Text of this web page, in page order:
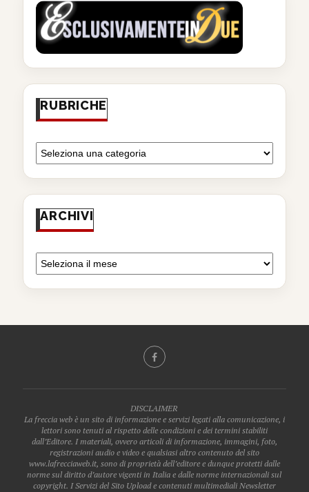
RUBRICHE
ARCHIVI
DISCLAIMER
La freccia web è un sito di informazione e servizi legati alla comunicazione, i
lettori sono tenuti al rispetto delle condizioni e dei termini stabiliti
dall’Editore. I materiali, ovvero articoli di informazione, immagini, foto,
registrazioni audio e video e qualsiasi altro contenuto del sito
www.lafrecciaweb.it, sono di proprietà dell’editore e dunque protetti dalle
norme sul diritto d’autore vigenti in Italia e dalle norme internazionali sul
copyright. I Servizi del Sito Upload e contenuti multimediali Newsletter